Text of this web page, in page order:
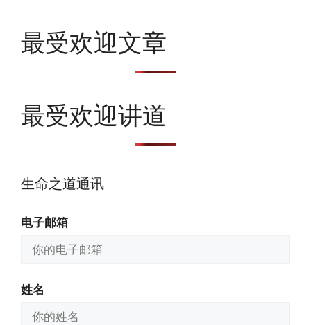
最受欢迎文章
最受欢迎讲道
生命之道通讯
电子邮箱
姓名